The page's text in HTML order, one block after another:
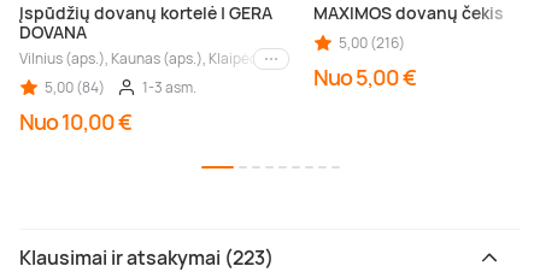
Įspūdžių dovanų kortelė | GERA
DOVANA
Vilnius (aps.), Kaunas (aps.), Klaipėda (aps.), Palanga (aps.), Nida (aps.),
Kiti miestai
5,00 (84)
1-3 asm.
Nuo 10,00 €
MAXIMOS dovanų čekis
5,00 (216)
Nuo 5,00 €
Klausimai ir atsakymai (223)